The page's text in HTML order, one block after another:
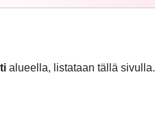
alueella, listataan tällä sivulla.